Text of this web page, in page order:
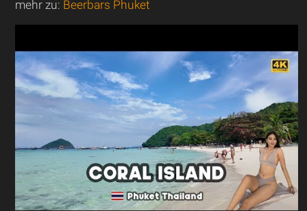
mehr zu: Beerbars Phuket